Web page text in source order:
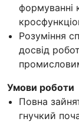
формуванні
Розуміння
досвід
Умови роботи
Повна
гнучкий